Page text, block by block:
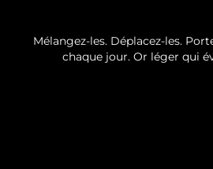
Mélangez-les. Déplacez-les.
chaque jour. Or léger qui